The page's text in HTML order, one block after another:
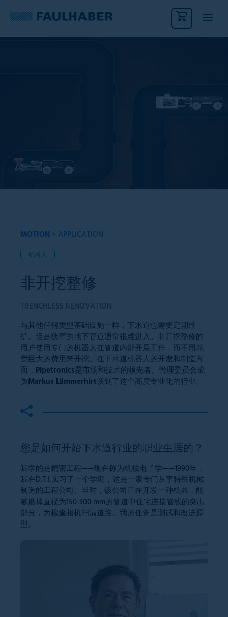
MOTION > APPLICATION
机器人
非开挖整修
TRENCHLESS RENOVATION
与其他任何类型基础设施一样，下水道也需要定期维
护。但是狭窄的地下管道通常很难进入。非开挖整修的
用户使用专门的机器人在管道内部开展工作，而不用花
费巨大的费用来开挖。在下水道机器人的开发和制造方
面，Pipetronics是市场和技术的领先者。管理委员会成
员Markus Lämmerhirt谈到了这个高度专业化的行业。
您是如何开始下水道行业的职业生涯的？
我学的是精密工程——现在称为机械电子学——1990年，
我在D.T.I.实习了一个学期，这是一家专门从事特殊机械
制造的工程公司。当时，该公司正在开发一种机器，能
够磨掉直径为150-300 mm的管道中住宅连接管线的突出
部分，为检查相机扫清道路。我的任务是测试和改进原
型。